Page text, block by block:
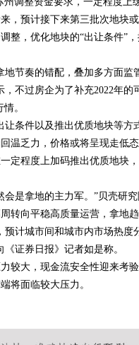
预计接下来第三批次地块
整，优化地块的“出让条件”
奏的错配，叠加多方面监
不过房企为了补充2022年
。
件以及推出优质地块等方
温乏力，价格或将呈现走低
定程度上加码推出优质地块
拿地的主力军。”贝壳研
转向平稳高质量运营，拿地趋
城市间和城市内市场热度
证券日报》记者如是称。
大，现金流安全性迎来考
将面临较大压力。